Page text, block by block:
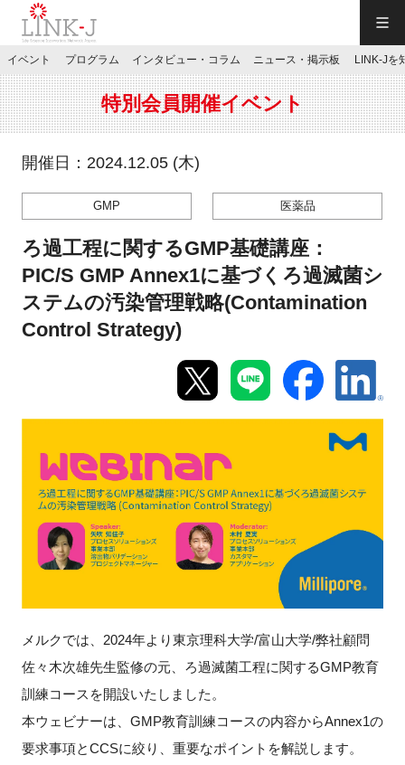
JP／EN
特別会員専用メニュー
施設ご予約
お問い合わせ
イベント
プログラム
LINK-Jを知る
特別会員
イベント プログラム インタビュー・コラム ニュース・掲示板 LINK-Jを
特別会員開催イベント
開催日：2024.12.05 (木)
GMP 医薬品
ろ過工程に関するGMP基礎講座：
PIC/S GMP Annex1に基づくろ過滅菌シ
ステムの汚染管理戦略(Contamination
Control Strategy)
メルクでは、2024年より東京理科大学/富山大学/弊社顧問
佐々木次雄先生監修の元、ろ過滅菌工程に関するGMP教育
訓練コースを開設いたしました。
本ウェビナーは、GMP教育訓練コースの内容からAnnex1の
要求事項とCCSに絞り、重要なポイントを解説します。